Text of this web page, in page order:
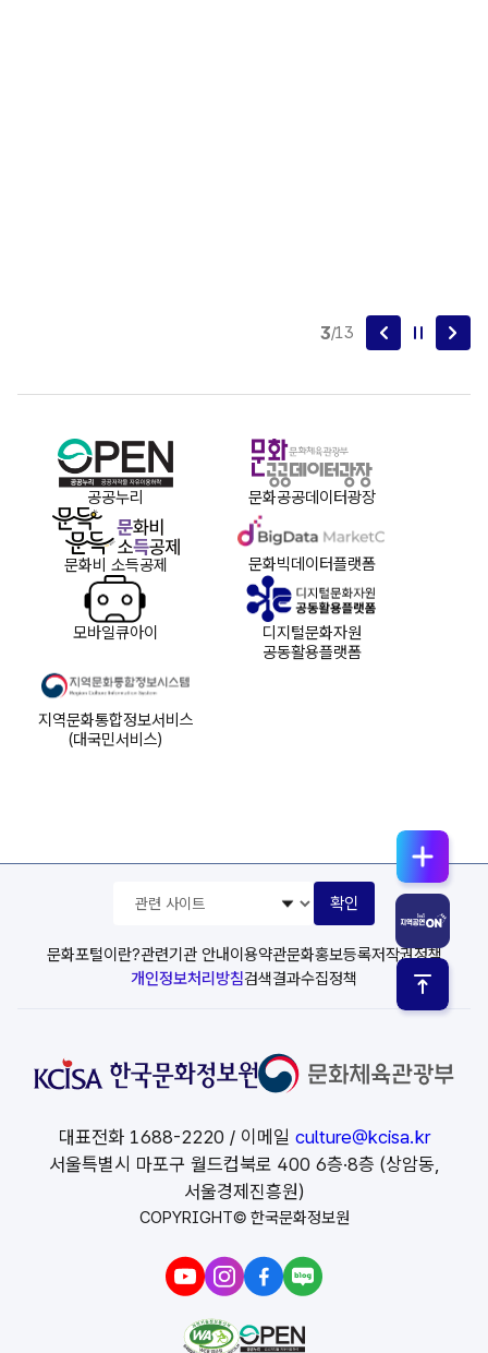
4/13
공공누리 문화공공데이터광장
문화비 소득공제 문화빅데이터플랫폼
모바일큐아이
디지털문화자원
공동활용플랫폼
지역문화통합정보서비스
(대국민서비스)
문화포털이란?관련기관 안내이용약관문화홍보등록저작권정책
개인정보처리방침검색결과수집정책
이
확인
대표전화 1688-2220 / 이메일 culture@kcisa.kr
서울특별시 마포구 월드컵북로 400 6층·8층 (상암동,
서울경제진흥원)
COPYRIGHT© 한국문화정보원